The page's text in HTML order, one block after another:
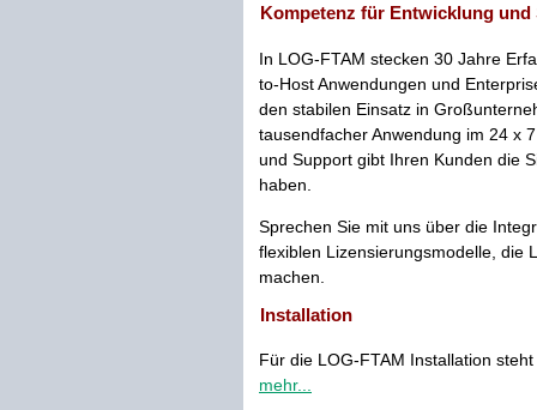
Kompetenz für Entwicklung und
In LOG-FTAM stecken 30 Jahre
to-Host Anwendungen und
den stabilen Einsatz in
tausendfacher Anwendung im 24 x
und Support gibt Ihren Kunden die
haben.
Sprechen Sie mit uns über die
flexiblen Lizensierungsmodelle, die
machen.
Installation
Für die LOG-FTAM Installation
mehr...